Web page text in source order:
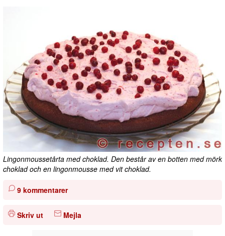
Lingonmoussetårta med choklad. Den består av en botten med mörk
choklad och en lingonmousse med vit choklad.
9 kommentarer
Skriv ut Mejla